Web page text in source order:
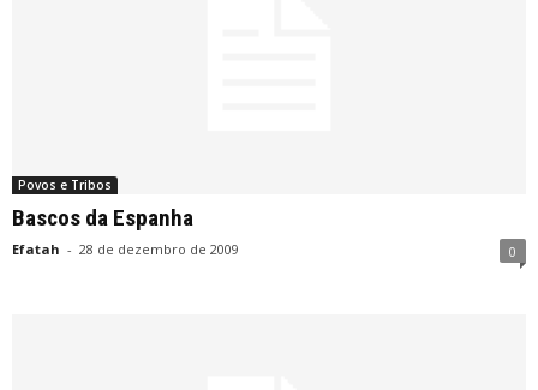
Povos e Tribos
Bascos da Espanha
Efatah - 28 de dezembro de 2009 0